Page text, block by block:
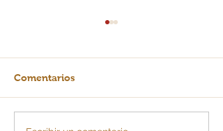
Comentarios